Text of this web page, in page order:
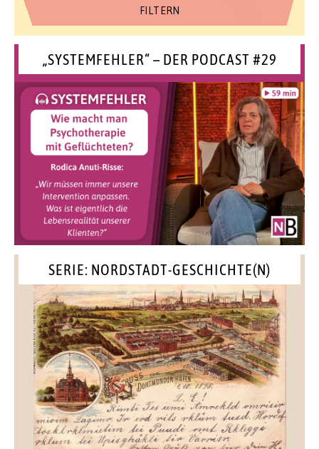
„SYSTEMFEHLER“ – DER PODCAST #29
SERIE: NORDSTADT-GESCHICHTE(N)